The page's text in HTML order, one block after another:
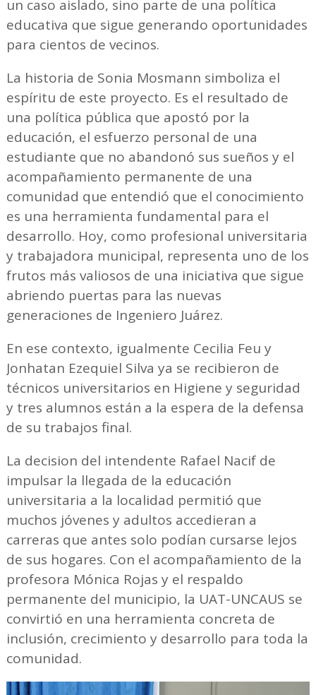
un caso aislado, sino parte de una política
educativa que sigue generando oportunidades
para cientos de vecinos.
La historia de Sonia Mosmann simboliza el
espíritu de este proyecto. Es el resultado de
una política pública que apostó por la
educación, el esfuerzo personal de una
estudiante que no abandonó sus sueños y el
acompañamiento permanente de una
comunidad que entendió que el conocimiento
es una herramienta fundamental para el
desarrollo. Hoy, como profesional universitaria
y trabajadora municipal, representa uno de los
frutos más valiosos de una iniciativa que sigue
abriendo puertas para las nuevas
generaciones de Ingeniero Juárez.
En ese contexto, igualmente Cecilia Feu y
Jonhatan Ezequiel Silva ya se recibieron de
técnicos universitarios en Higiene y seguridad
y tres alumnos están a la espera de la defensa
de su trabajos final.
La decision del intendente Rafael Nacif de
impulsar la llegada de la educación
universitaria a la localidad permitió que
muchos jóvenes y adultos accedieran a
carreras que antes solo podían cursarse lejos
de sus hogares. Con el acompañamiento de la
profesora Mónica Rojas y el respaldo
permanente del municipio, la UAT-UNCAUS se
convirtió en una herramienta concreta de
inclusión, crecimiento y desarrollo para toda la
comunidad.